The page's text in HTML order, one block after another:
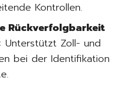
Kontrollen.
Rückverfolgbarkeit
: Unterstützt Zoll- und
bei der Identifikation